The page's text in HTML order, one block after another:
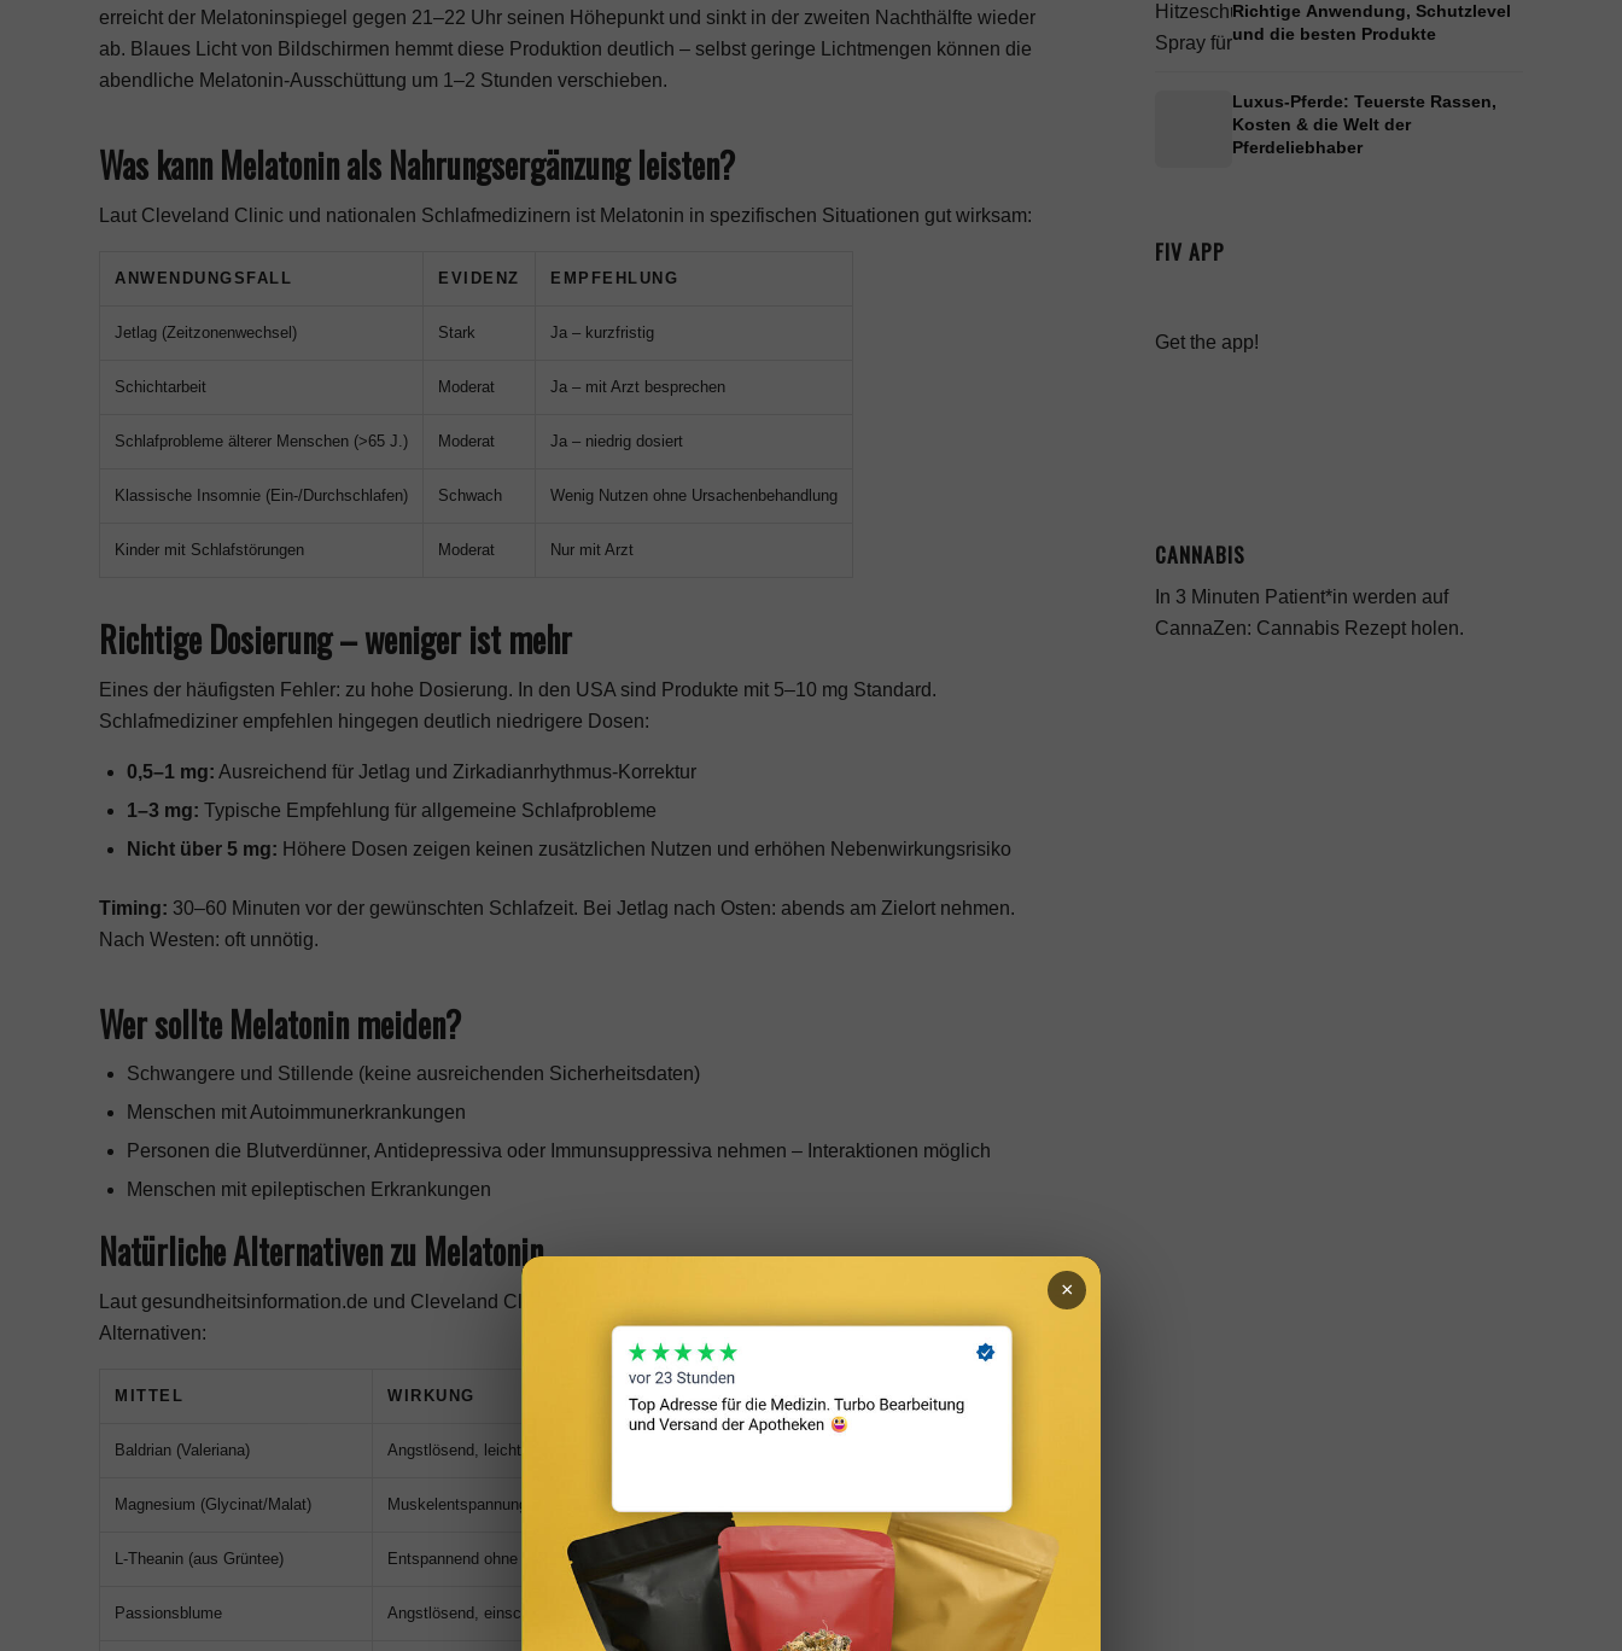
erreicht der Melatoninspiegel gegen 21–22 Uhr seinen Höhepunkt und sinkt in der zweiten Nachthälfte wieder
ab. Blaues Licht von Bildschirmen hemmt diese Produktion deutlich – selbst geringe Lichtmengen können die
abendliche Melatonin-Ausschüttung um 1–2 Stunden verschieben.
Was kann Melatonin als Nahrungsergänzung leisten?
Laut Cleveland Clinic und nationalen Schlafmedizinern ist Melatonin in spezifischen Situationen gut wirksam:
ANWENDUNGSFALL EVIDENZ EMPFEHLUNG
Jetlag (Zeitzonenwechsel) Stark Ja – kurzfristig
Schichtarbeit Moderat Ja – mit Arzt besprechen
Schlafprobleme älterer Menschen (>65 J.) Moderat Ja – niedrig dosiert
Klassische Insomnie (Ein-/Durchschlafen) Schwach Wenig Nutzen ohne Ursachenbehandlung
Kinder mit Schlafstörungen Moderat Nur mit Arzt
Richtige Dosierung – weniger ist mehr
Eines der häufigsten Fehler: zu hohe Dosierung. In den USA sind Produkte mit 5–10 mg Standard.
Schlafmediziner empfehlen hingegen deutlich niedrigere Dosen:
0,5–1 mg: Ausreichend für Jetlag und Zirkadianrhythmus-Korrektur
1–3 mg: Typische Empfehlung für allgemeine Schlafprobleme
Nicht über 5 mg: Höhere Dosen zeigen keinen zusätzlichen Nutzen und erhöhen Nebenwirkungsrisiko
Timing: 30–60 Minuten vor der gewünschten Schlafzeit. Bei Jetlag nach Osten: abends am Zielort nehmen.
Nach Westen: oft unnötig.
Wer sollte Melatonin meiden?
Schwangere und Stillende (keine ausreichenden Sicherheitsdaten)
Menschen mit Autoimmunerkrankungen
Personen die Blutverdünner, Antidepressiva oder Immunsuppressiva nehmen – Interaktionen möglich
Menschen mit epileptischen Erkrankungen
Natürliche Alternativen zu Melatonin
Laut gesundheitsinformation.de und Cleveland Clinic gibt es gut erforschte pflanzliche und nutritive
Alternativen:
MITTEL WIRKUNG EVIDENZ
Baldrian (Valeriana) Angstlösend, leicht sedierend
Magnesium (Glycinat/Malat) Muskelentspannung, GABA-Aktivierung
L-Theanin (aus Grüntee) Entspannend ohne Sedierung Moderat
Passionsblume Angstlösend, einschlaffördernd Schwach–moderat
Richtige Anwendung, Schutzlevel
und die besten Produkte
Luxus-Pferde: Teuerste Rassen,
Kosten & die Welt der
Pferdeliebhaber
FIV APP
Get the app!
CANNABIS
In 3 Minuten Patient*in werden auf
CannaZen: Cannabis Rezept holen.
×